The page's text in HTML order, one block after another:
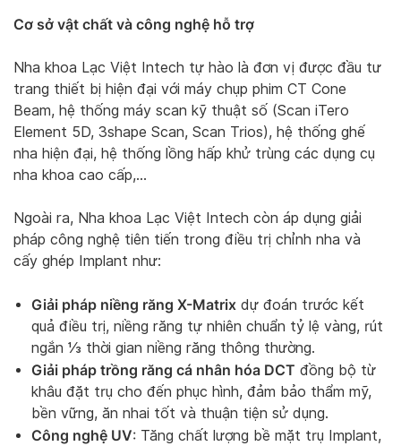
Cơ sở vật chất và công nghệ hỗ trợ
Nha khoa Lạc Việt Intech tự hào là đơn vị được đầu tư
trang thiết bị hiện đại với máy chụp phim CT Cone
Beam, hệ thống máy scan kỹ thuật số (Scan iTero
Element 5D, 3shape Scan, Scan Trios), hệ thống ghế
nha hiện đại, hệ thống lồng hấp khử trùng các dụng cụ
nha khoa cao cấp,…
Ngoài ra, Nha khoa Lạc Việt Intech còn áp dụng giải
pháp công nghệ tiên tiến trong điều trị chỉnh nha và
cấy ghép Implant như:
Giải pháp niềng răng X-Matrix dự đoán trước kết
quả điều trị, niềng răng tự nhiên chuẩn tỷ lệ vàng, rút
ngắn ⅓ thời gian niềng răng thông thường.
Giải pháp trồng răng cá nhân hóa DCT đồng bộ từ
khâu đặt trụ cho đến phục hình, đảm bảo thẩm mỹ,
bền vững, ăn nhai tốt và thuận tiện sử dụng.
Công nghệ UV: Tăng chất lượng bề mặt trụ Implant,